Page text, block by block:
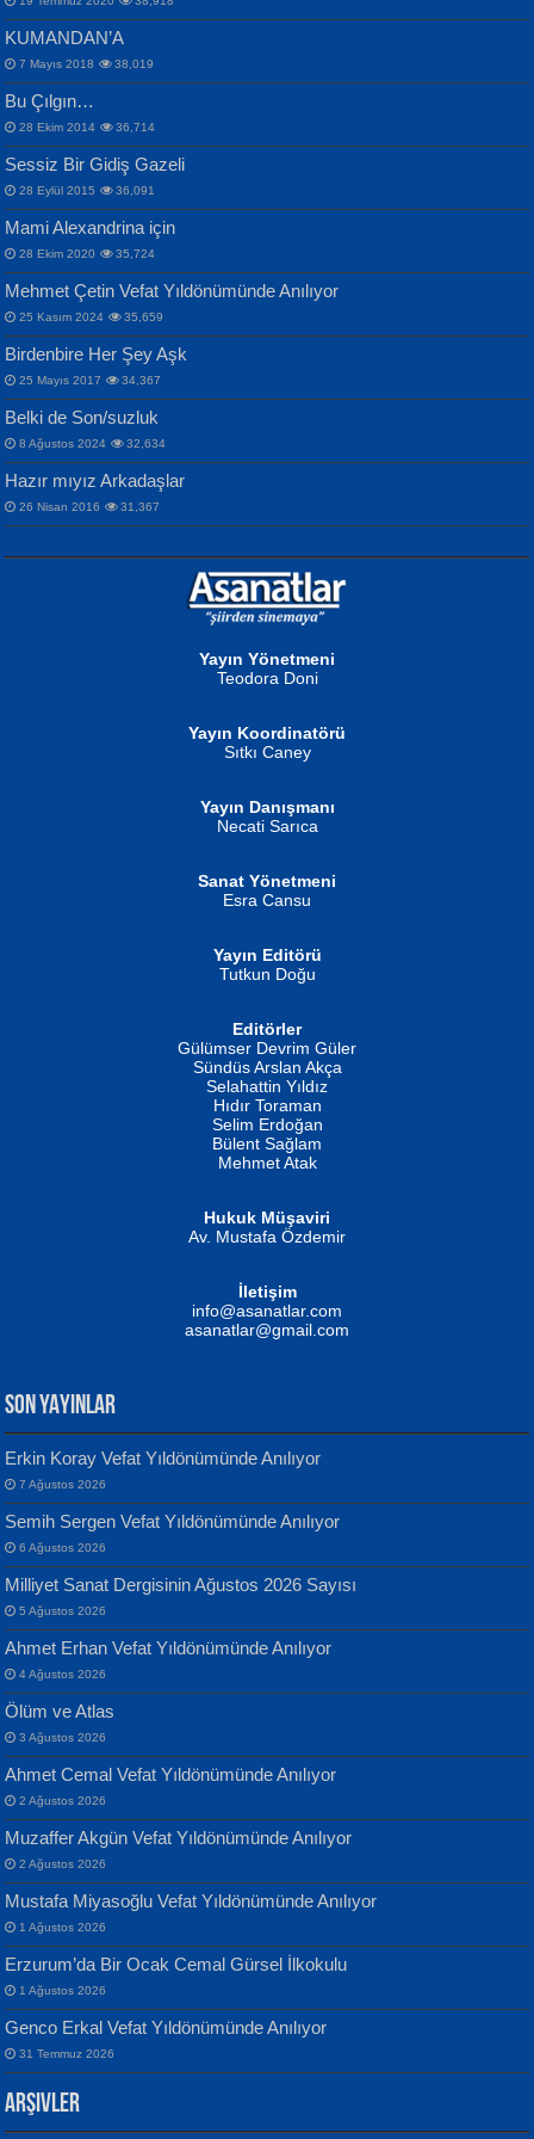
İPEK ACAR SERT
Gazze’nin Şecaati, Ümmetin İmtihanı...
MAHMUT GÜRBÜZ
İbrahim Olmak ve Bitirebilmek...
NURAN KÖSE BAYDAR
İSMAİL OKUTAN
Erkeklerin Kahrolması Ne Demektir
MUSTAFA KELOĞLU
Yarına İz Bırakmak...
ATİLLA ÖZEN
Sultan Olmadan Önce Eyüp...
EKREM KARABABA
Selahattin Yıldız
İdrakimle Üşürken...
Songül Özel
Mahzen...
Ben Deniz Değilim ki...
Evvel Zaman Tanrıçası...
Yılmaz Ekinci
Geceye Söylenen...
Banu Sancak
Defterimden İçeri...
İsmail Aydos
İnkisar...
ERDEM BAYAZIT
Sana, Bana, Vatanıma, Ülkemin
İnsanlarına Dair...
NAZIM HİKMET RAN
Bir Cezaevinde, Tecritteki Adamın
Mektupları...
KUMANDAN’A
7 Mayıs 2018 38,019
Bu Çılgın…
28 Ekim 2014 36,714
Sessiz Bir Gidiş Gazeli
28 Eylül 2015 36,091
Mami Alexandrina için
28 Ekim 2020 35,724
Mehmet Çetin Vefat Yıldönümünde Anılıyor
25 Kasım 2024 35,659
Birdenbire Her Şey Aşk
25 Mayıs 2017 34,367
Belki de Son/suzluk
8 Ağustos 2024 32,634
Hazır mıyız Arkadaşlar
26 Nisan 2016 31,367
Yayın Yönetmeni
Teodora Doni
Yayın Koordinatörü
Sıtkı Caney
Yayın Danışmanı
Necati Sarıca
Sanat Yönetmeni
Esra Cansu
Yayın Editörü
Tutkun Doğu
Editörler
Gülümser Devrim Güler
Sündüs Arslan Akça
Selahattin Yıldız
Hıdır Toraman
Selim Erdoğan
Bülent Sağlam
Mehmet Atak
Hukuk Müşaviri
Av. Mustafa Özdemir
İletişim
info@asanatlar.com
asanatlar@gmail.com
SON YAYINLAR
Erkin Koray Vefat Yıldönümünde Anılıyor
7 Ağustos 2026
Semih Sergen Vefat Yıldönümünde Anılıyor
6 Ağustos 2026
Milliyet Sanat Dergisinin Ağustos 2026 Sayısı
5 Ağustos 2026
Ahmet Erhan Vefat Yıldönümünde Anılıyor
4 Ağustos 2026
Ölüm ve Atlas
3 Ağustos 2026
Ahmet Cemal Vefat Yıldönümünde Anılıyor
2 Ağustos 2026
Muzaffer Akgün Vefat Yıldönümünde Anılıyor
2 Ağustos 2026
Mustafa Miyasoğlu Vefat Yıldönümünde Anılıyor
1 Ağustos 2026
Erzurum’da Bir Ocak Cemal Gürsel İlkokulu
1 Ağustos 2026
Genco Erkal Vefat Yıldönümünde Anılıyor
31 Temmuz 2026
Arşivler